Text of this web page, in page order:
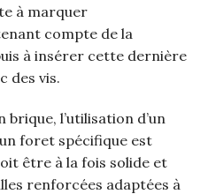
à marquer
compte de la
à insérer cette dernière
des vis.
l’utilisation d’un
foret spécifique est
être à la fois solide et
renforcées adaptées à